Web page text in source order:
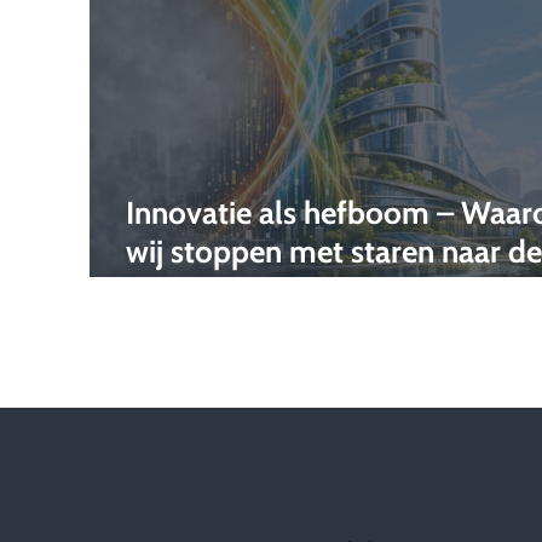
Innovatie als hefboom –
wij stoppen met staren naar de
transitie